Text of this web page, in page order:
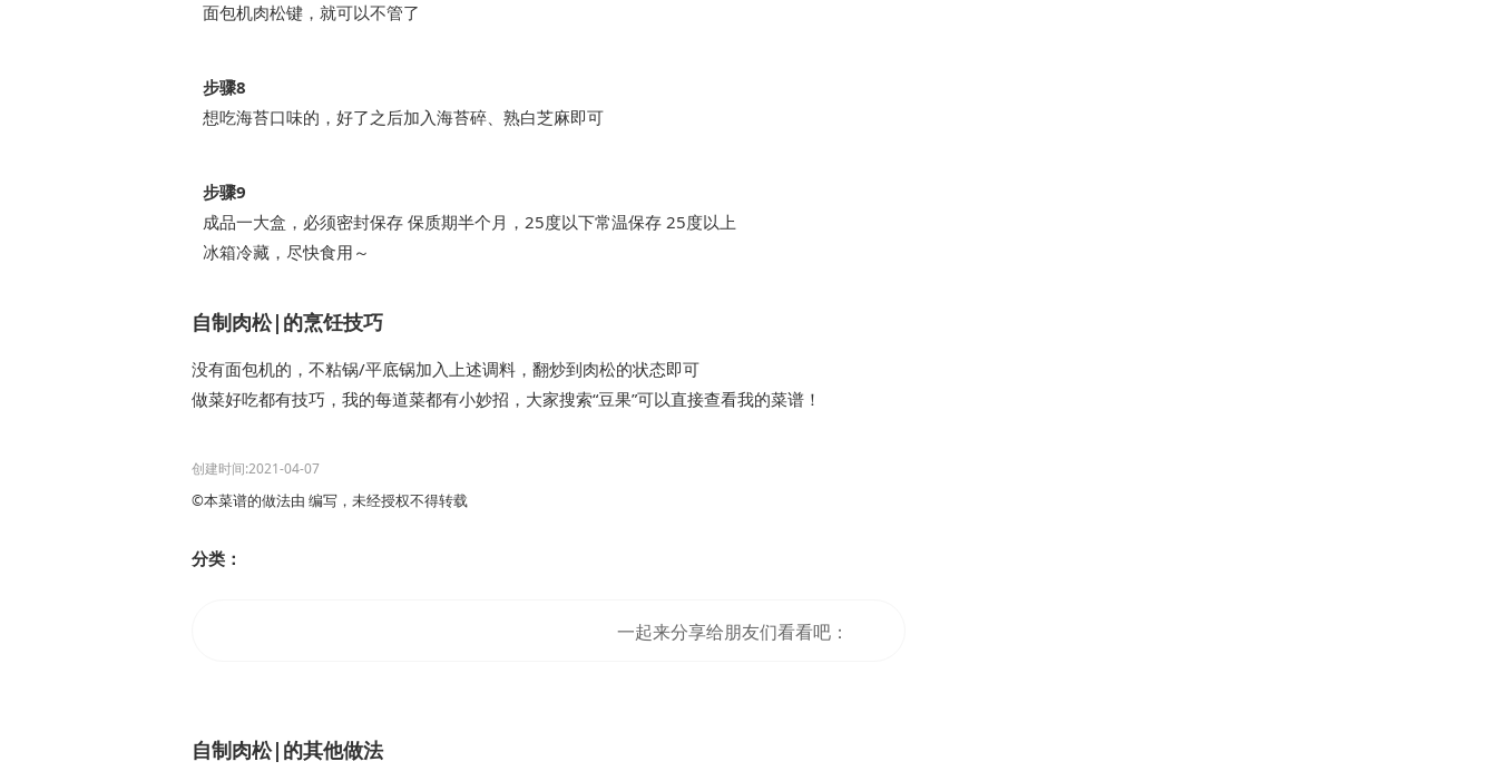
面包机肉松键，就可以不管了
步骤8
想吃海苔口味的，好了之后加入海苔碎、熟白芝麻即可
步骤9
成品一大盒，必须密封保存 保质期半个月，25度以下常温保存 25度以上
冰箱冷藏，尽快食用～
自制肉松|的烹饪技巧
没有面包机的，不粘锅/平底锅加入上述调料，翻炒到肉松的状态即可
做菜好吃都有技巧，我的每道菜都有小妙招，大家搜索“豆果”可以直接查看我的菜谱！
创建时间:2021-04-07
©本菜谱的做法由 编写，未经授权不得转载
分类：
一起来分享给朋友们看看吧：
自制肉松|的其他做法